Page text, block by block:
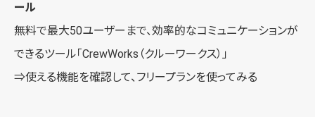
ール
無料で最大50ユーザーまで、効率的なコミュニケーションが
できるツール「CrewWorks（クルーワークス） 」
⇒使える機能を確認して、フリープランを使ってみる